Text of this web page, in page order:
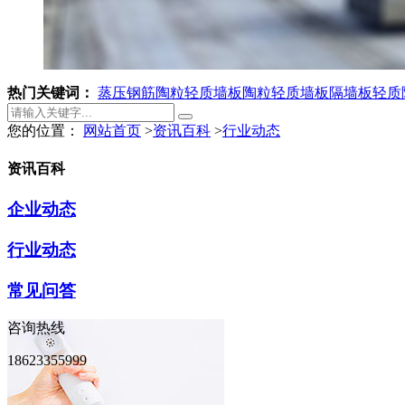
热门关键词： 蒸压钢筋陶粒轻质墙板 陶粒轻质墙板 隔墙板轻质
您的位置： 网站首页 >资讯百科 >行业动态
资讯百科
企业动态
行业动态
常见问答
咨询热线
18623355999